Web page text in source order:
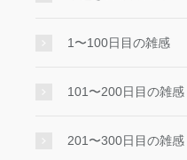
1〜100日目の雑感
101〜200日目の雑感
201〜300日目の雑感